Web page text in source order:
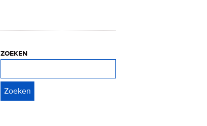
zoeken